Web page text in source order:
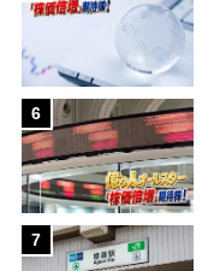
6
7